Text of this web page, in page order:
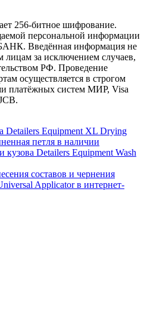
256-битное шифрование.
персональной информации
Введённая информация не
лицам за исключением случаев,
РФ. Проведение
осуществляется в строгом
платёжных систем МИР, Visa
Detailers Equipment XL Drying
петля в наличии
кузова Detailers Equipment Wash
составов и чернения
Applicator в интернет-